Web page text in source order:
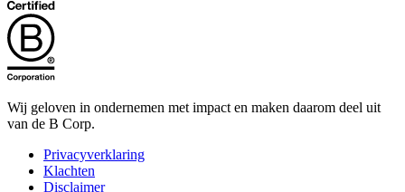
Wij geloven in ondernemen met impact en maken daarom deel uit
van de B Corp.
Privacyverklaring
Klachten
Disclaimer